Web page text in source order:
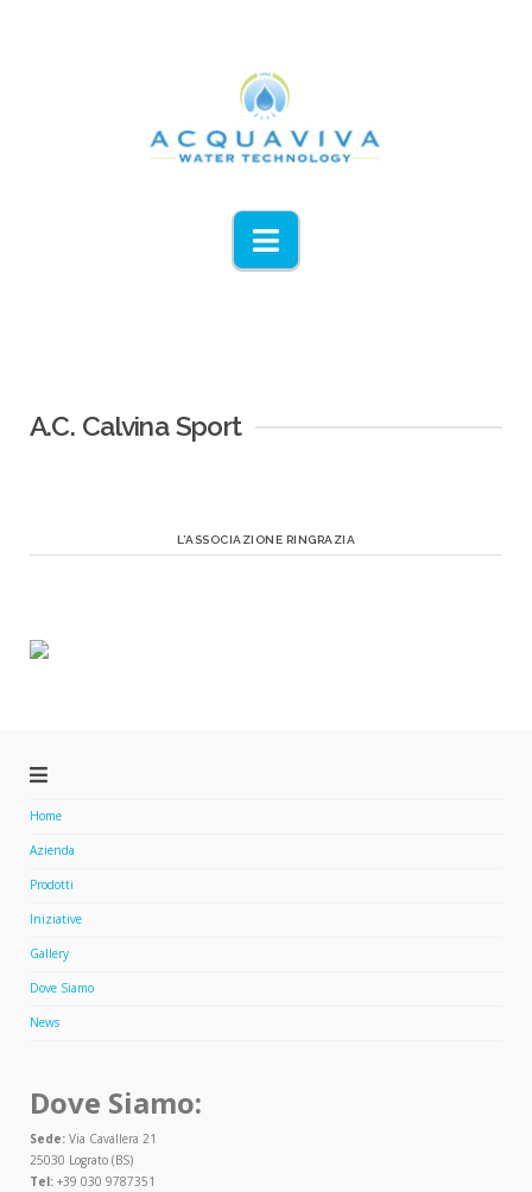
Navigation
A.C. Calvina Sport
L’ASSOCIAZIONE RINGRAZIA
Home
Azienda
Prodotti
Iniziative
Gallery
Dove Siamo
News
Dove Siamo:
Sede:Via Cavallera 21
25030 Lograto (BS)
Tel:+39 030 9787351